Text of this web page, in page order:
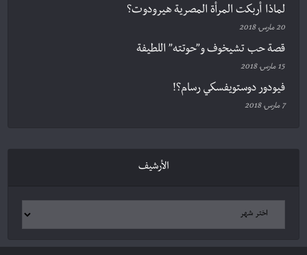
لماذا أربكت المرأة المصرية هيرودوت؟
20 مارس، 2018
قصة حب تشيخوف و”حوتته” اللطيفة
15 مارس، 2018
فيودور دوستويفسكي رسام؟!
7 مارس، 2018
الأرشيف